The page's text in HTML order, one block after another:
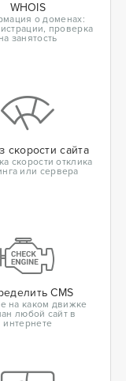
WHOIS
о доменах:
проверка
на занятость
скорости сайта
скорости отклика
или сервера
CMS
на каком движке
любой сайт в
интернете